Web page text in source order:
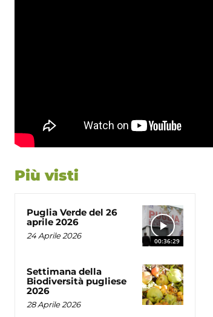
Più visti
00:36:29
Puglia Verde del 26
aprile 2026
24 Aprile 2026
Settimana della
Biodiversità pugliese
2026
28 Aprile 2026